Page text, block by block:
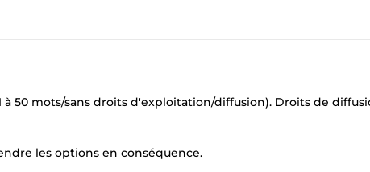
à 50 mots/sans droits d'exploitation/diffusion). Droits de
les options en conséquence.